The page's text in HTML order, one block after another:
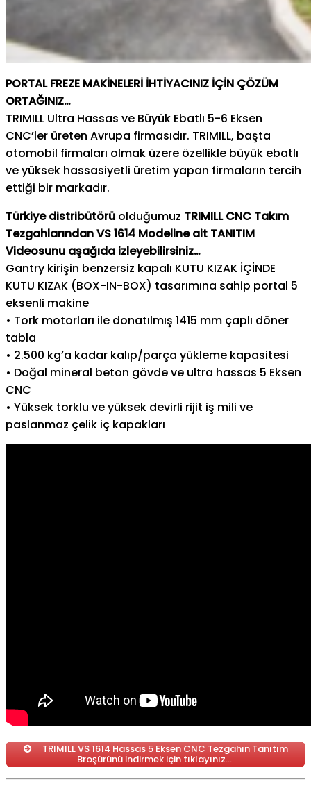
PORTAL FREZE MAKİNELERİ İHTİYACINIZ İÇİN ÇÖZÜM
ORTAĞINIZ…
TRIMILL Ultra Hassas ve Büyük Ebatlı 5-6 Eksen
CNC’ler üreten Avrupa firmasıdır. TRIMILL, başta
otomobil firmaları olmak üzere özellikle büyük ebatlı
ve yüksek hassasiyetli üretim yapan firmaların tercih
ettiği bir markadır.
Türkiye distribütörü olduğumuz TRIMILL CNC Takım
Tezgahlarından VS 1614 Modeline ait TANITIM
Videosunu aşağıda izleyebilirsiniz…
Gantry kirişin benzersiz kapalı KUTU KIZAK İÇİNDE
KUTU KIZAK (BOX-IN-BOX) tasarımına sahip portal 5
eksenli makine
• Tork motorları ile donatılmış 1415 mm çaplı döner
tabla
• 2.500 kg’a kadar kalıp/parça yükleme kapasitesi
• Doğal mineral beton gövde ve ultra hassas 5 Eksen
CNC
• Yüksek torklu ve yüksek devirli rijit iş mili ve
paslanmaz çelik iç kapakları
TRIMILL VS 1614 Hassas 5 Eksen CNC Tezgahın Tanıtım
Broşürünü İndirmek için tıklayınız…